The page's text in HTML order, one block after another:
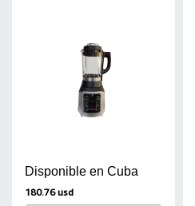
Disponible en Cuba
180.76 usd